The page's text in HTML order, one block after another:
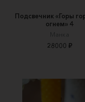
Подсвечник «Горы
огнем» 4
Манка
28000 ₽